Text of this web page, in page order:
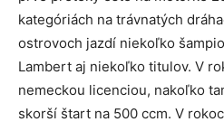
kategóriách na trávnatých
ostrovoch jazdí niekoľko
Lambert aj niekoľko titulov. V
nemeckou licenciou, nakoľko
skorší štart na 500 ccm. V